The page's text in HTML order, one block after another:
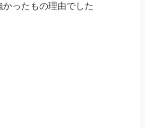
かったもの理由でした